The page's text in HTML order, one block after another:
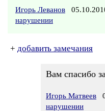
Игорь Леванов
нарушении
+ добавить замечания
Вам спасибо
Игорь Матвеев
нарушении